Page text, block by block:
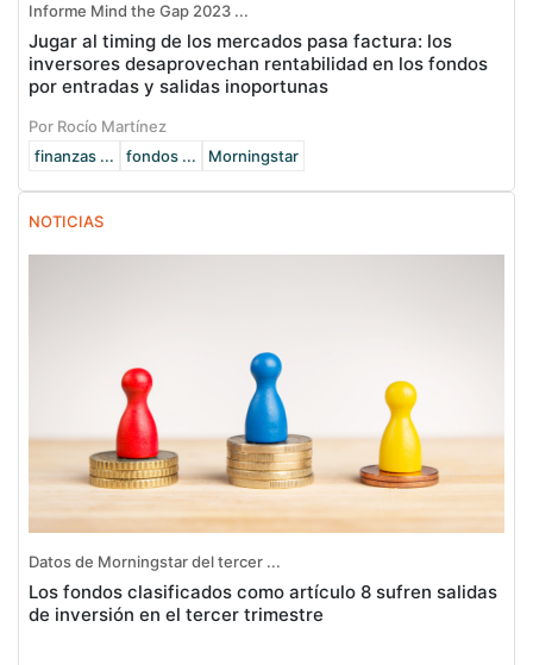
Informe Mind the Gap 2023 ...
Jugar al timing de los mercados pasa factura: los
inversores desaprovechan rentabilidad en los fondos
por entradas y salidas inoportunas
Por Rocío Martínez
finanzas ...
fondos ... Morningstar
NOTICIAS
Datos de Morningstar del tercer ...
Los fondos clasificados como artículo 8 sufren salidas
de inversión en el tercer trimestre